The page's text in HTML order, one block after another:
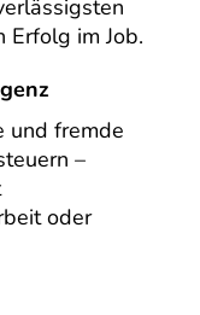
Erfolg im Job.
und fremde
–
oder